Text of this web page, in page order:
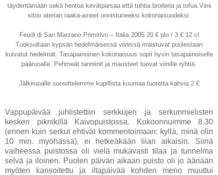
täydentämään sekä hentoa kevätparsaa että tuhtia broileria ja tofua.Viini
sitoo aterian raaka-aineet onnistuneeksi kokonaisuudeksi.
Feudi di San Marzano Primitivo – Italia 2005 20 € plo / 3 € 12 cl
Tuoksultaan kypsän hedelmäisessä viinissä maistuvat puolestaan
kuivatut hedelmät. Tasapainoinen kokonaisuus sopii hyvin tasapainoiselle
pääruoalle. Pehmeät tanniinit ja mausteet tuovat viinille ryhtiä.
Jälkiruoalle suosittelemme kupillista kuumaa tuoretta kahvia 2 €
Vappupäivää juhlistettiin serkkujen ja serkunmielisten
kesken piknikillä Kaivopuistossa. Kokoonnuimme 8.30
(ennen kuin serkut ehtivät kommentoimaan: kyllä, minä olin
10 min. myöhässä), ei hetkeäkään liian aikaisin. Siinä
vaiheessa puistossa oli vielä mukavasti tilaa ja tunnelma
selvä ja iloinen. Puolen päivän aikaan puisto oli jo ääriään
myöten kansoitettu ja iltapäivää kohden meno muuttui